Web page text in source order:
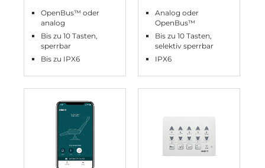
OpenBus™ oder
analog
Bis zu 10 Tasten,
sperrbar
Bis zu IPX6
Analog oder
OpenBus™
Bis zu 10 Tasten,
selektiv sperrbar
IPX6